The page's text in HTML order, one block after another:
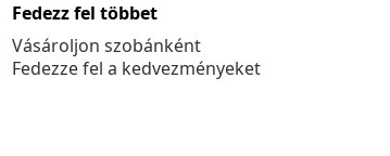
Fedezz fel többet
Vásároljon szobánként
Fedezze fel a kedvezményeket